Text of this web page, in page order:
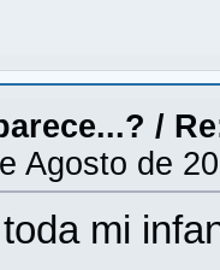
/
Agosto de
mi